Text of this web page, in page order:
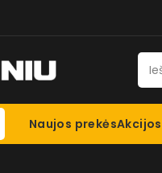
Naujos prekėsAkcijos